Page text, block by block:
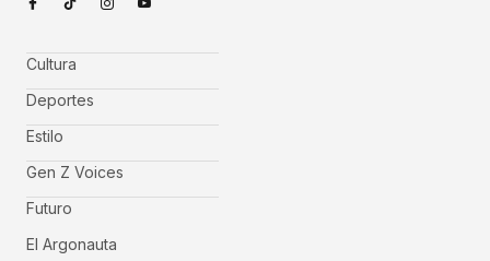
Cultura
Deportes
Estilo
Gen Z Voices
Futuro
El Argonauta